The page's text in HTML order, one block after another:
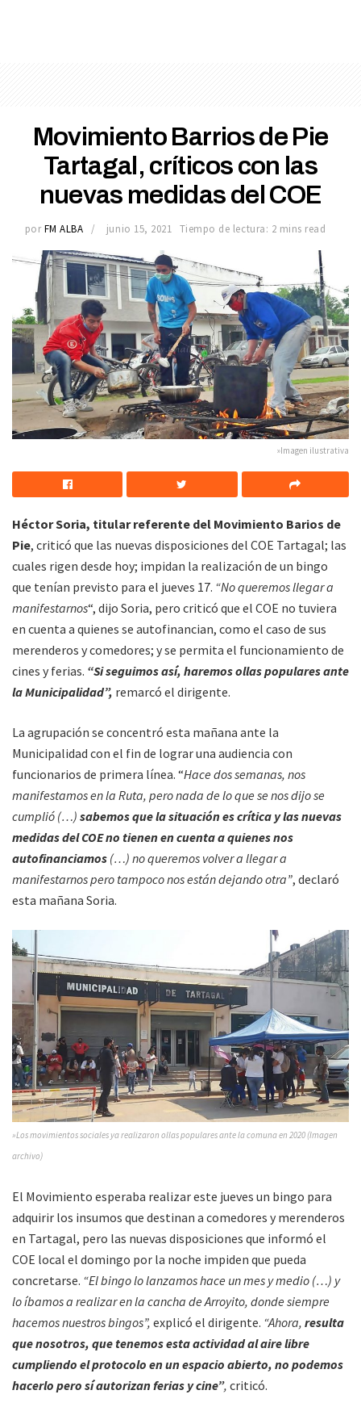
Movimiento Barrios de Pie
Tartagal, críticos con las
nuevas medidas del COE
por FM ALBA junio 15, 2021 Tiempo de lectura: 2 mins read
»Imagen ilustrativa
Héctor Soria, titular referente del Movimiento Barios de
Pie, criticó que las nuevas disposiciones del COE Tartagal; las
cuales rigen desde hoy; impidan la realización de un bingo
que tenían previsto para el jueves 17. “No queremos llegar a
manifestarnos“, dijo Soria, pero criticó que el COE no tuviera
en cuenta a quienes se autofinancian, como el caso de sus
merenderos y comedores; y se permita el funcionamiento de
cines y ferias. “Si seguimos así, haremos ollas populares ante
la Municipalidad”, remarcó el dirigente.
La agrupación se concentró esta mañana ante la
Municipalidad con el fin de lograr una audiencia con
funcionarios de primera línea. “Hace dos semanas, nos
manifestamos en la Ruta, pero nada de lo que se nos dijo se
cumplió (…) sabemos que la situación es crítica y las nuevas
medidas del COE no tienen en cuenta a quienes nos
autofinanciamos (…) no queremos volver a llegar a
manifestarnos pero tampoco nos están dejando otra”, declaró
esta mañana Soria.
»Los movimientos sociales ya realizaron ollas populares ante la comuna en 2020 (Imagen
archivo)
El Movimiento esperaba realizar este jueves un bingo para
adquirir los insumos que destinan a comedores y merenderos
en Tartagal, pero las nuevas disposiciones que informó el
COE local el domingo por la noche impiden que pueda
concretarse. “El bingo lo lanzamos hace un mes y medio (…) y
lo íbamos a realizar en la cancha de Arroyito, donde siempre
hacemos nuestros bingos”, explicó el dirigente. “Ahora, resulta
que nosotros, que tenemos esta actividad al aire libre
cumpliendo el protocolo en un espacio abierto, no podemos
hacerlo pero sí autorizan ferias y cine”, criticó.